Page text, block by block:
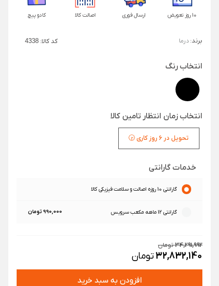
10 روز تعویض ارسال فوری اصالت کالا کادو پیچ
برند: درما کد کالا:4338
انتخاب رنگ
انتخاب زمان انتظار تامین کالا
تحویل در 6 روز کاری 🕞
خدمات گارانتی
گارانتی 10 روزه اصالت و سلامت فیزیکی کالا
گارانتی 12 ماهه مکعب سرویس 990,000 تومان
34,291,992تومان
32,832,140تومان
افزودن به سبد خرید